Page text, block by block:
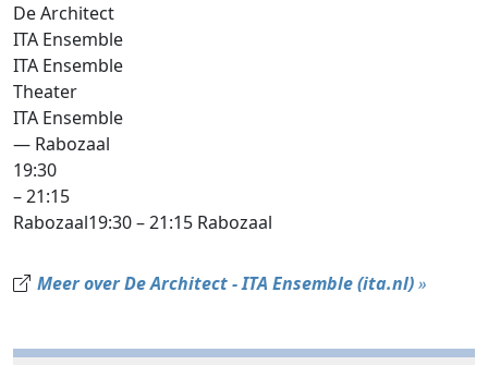
De Architect
ITA Ensemble
ITA Ensemble
Theater
ITA Ensemble
— Rabozaal
19:30
– 21:15
Rabozaal19:30 – 21:15 Rabozaal
Meer over De Architect - ITA Ensemble (ita.nl)»